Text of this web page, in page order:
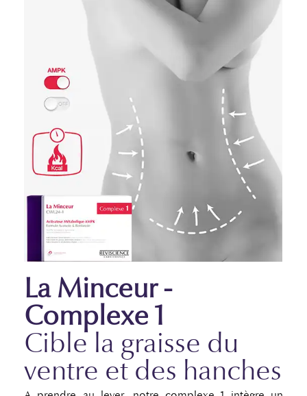
La Minceur -
Complexe 1
Cible la graisse du
ventre et des hanches